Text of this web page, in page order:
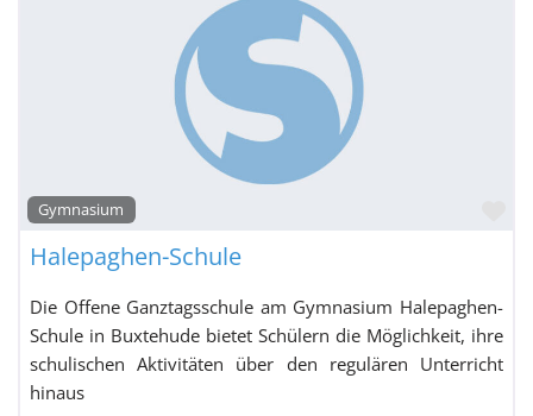
Gymnasium
Halepaghen-Schule
Die Offene Ganztagsschule am Gymnasium Halepaghen-
Schule in Buxtehude bietet Schülern die Möglichkeit, ihre
schulischen Aktivitäten über den regulären Unterricht
hinaus